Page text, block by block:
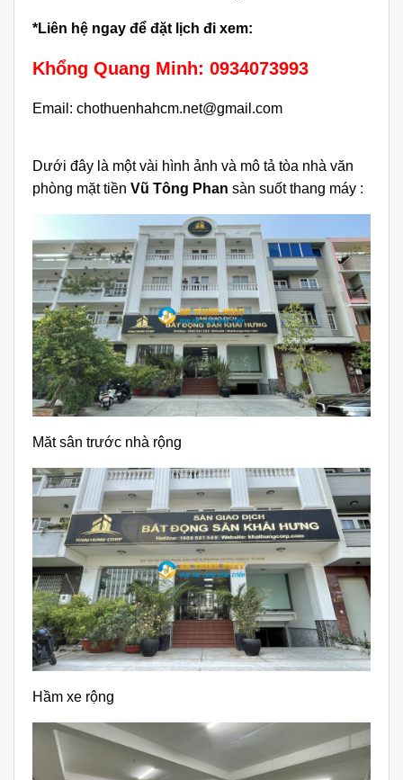
*Liên hệ ngay để đặt lịch đi xem:
Khổng Quang Minh: 0934073993
Email: chothuenhahcm.net@gmail.com
Dưới đây là một vài hình ảnh và mô tả tòa nhà văn
phòng mặt tiền Vũ Tông Phan sàn suốt thang máy :
Măt sân trước nhà rộng
Hầm xe rộng